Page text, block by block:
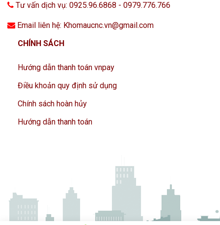
Tư vấn dịch vụ: 0925.96.6868 - 0979.776.766
Email liên hệ: Khomaucnc.vn@gmail.com
CHÍNH SÁCH
Hướng dẫn thanh toán vnpay
Điều khoản quy định sử dụng
Chính sách hoàn hủy
Hướng dẫn thanh toán